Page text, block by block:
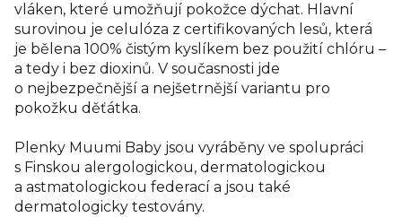
vláken, které umožňují pokožce dýchat. Hlavní
surovinou je celulóza z certifikovaných lesů, která
je bělena 100% čistým kyslíkem bez použití chlóru –
a tedy i bez dioxinů. V současnosti jde
o nejbezpečnější a nejšetrnější variantu pro
pokožku děťátka.
Plenky Muumi Baby jsou vyráběny ve spolupráci
s Finskou alergologickou, dermatologickou
a astmatologickou federací a jsou také
dermatologicky testovány.